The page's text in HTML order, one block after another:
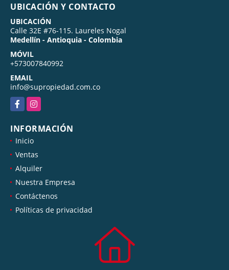
UBICACIÓN Y CONTACTO
UBICACIÓN
Calle 32E #76-115. Laureles Nogal
Medellín - Antioquia - Colombia
MÓVIL
+573007840992
EMAIL
info@supropiedad.com.co
FacebookInstagram
INFORMACIÓN
Inicio
Ventas
Alquiler
Nuestra Empresa
Contáctenos
Políticas de privacidad